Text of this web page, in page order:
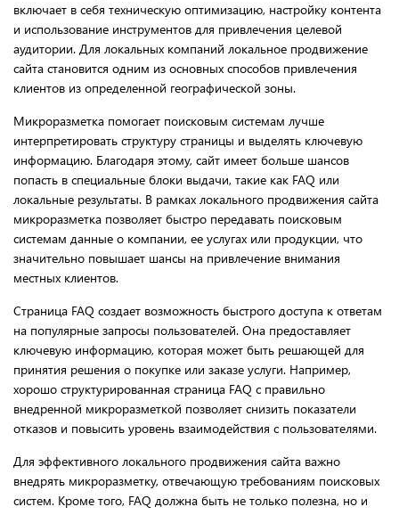
включает в себя техническую оптимизацию, настройку контента
и использование инструментов для привлечения целевой
аудитории. Для локальных компаний локальное продвижение
сайта становится одним из основных способов привлечения
клиентов из определенной географической зоны.
Микроразметка помогает поисковым системам лучше
интерпретировать структуру страницы и выделять ключевую
информацию. Благодаря этому, сайт имеет больше шансов
попасть в специальные блоки выдачи, такие как FAQ или
локальные результаты. В рамках локального продвижения сайта
микроразметка позволяет быстро передавать поисковым
системам данные о компании, ее услугах или продукции, что
значительно повышает шансы на привлечение внимания
местных клиентов.
Страница FAQ создает возможность быстрого доступа к ответам
на популярные запросы пользователей. Она предоставляет
ключевую информацию, которая может быть решающей для
принятия решения о покупке или заказе услуги. Например,
хорошо структурированная страница FAQ с правильно
внедренной микроразметкой позволяет снизить показатели
отказов и повысить уровень взаимодействия с пользователями.
Для эффективного локального продвижения сайта важно
внедрять микроразметку, отвечающую требованиям поисковых
систем. Кроме того, FAQ должна быть не только полезна, но и